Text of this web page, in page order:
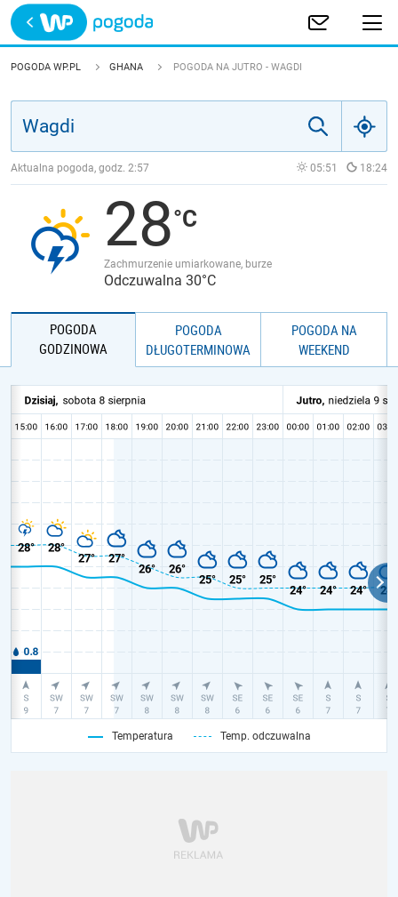
Trwa ładowanie
POLSKA
JAKOŚĆ POWIETRZA
POGODA WP.PL GHANA POGODA NA JUTRO - WAGDI
Aktualna pogoda, godz. 2:57 05:51 18:24
28
Zachmurzenie umiarkowane, burze
Odczuwalna 30°C
POGODA
GODZINOWA
POGODA
DŁUGOTERMINOWA
POGODA NA
WEEKEND
Temperatura Temp. odczuwalna